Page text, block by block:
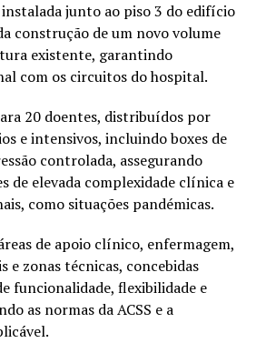
junto ao piso 3 do edifício
construção de um novo volume
existente, garantindo
com os circuitos do hospital.
20 doentes, distribuídos por
e intensivos, incluindo boxes de
controlada, assegurando
de elevada complexidade clínica e
como situações pandémicas.
de apoio clínico, enfermagem,
e zonas técnicas, concebidas
funcionalidade, flexibilidade e
as normas da ACSS e a